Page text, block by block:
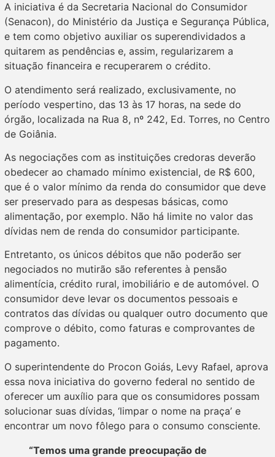
A iniciativa é da Secretaria Nacional do Consumidor
(Senacon), do Ministério da Justiça e Segurança Pública,
e tem como objetivo auxiliar os superendividados a
quitarem as pendências e, assim, regularizarem a
situação financeira e recuperarem o crédito.
O atendimento será realizado, exclusivamente, no
período vespertino, das 13 às 17 horas, na sede do
órgão, localizada na Rua 8, nº 242, Ed. Torres, no Centro
de Goiânia.
As negociações com as instituições credoras deverão
obedecer ao chamado mínimo existencial, de R$ 600,
que é o valor mínimo da renda do consumidor que deve
ser preservado para as despesas básicas, como
alimentação, por exemplo. Não há limite no valor das
dívidas nem de renda do consumidor participante.
Entretanto, os únicos débitos que não poderão ser
negociados no mutirão são referentes à pensão
alimentícia, crédito rural, imobiliário e de automóvel. O
consumidor deve levar os documentos pessoais e
contratos das dívidas ou qualquer outro documento que
comprove o débito, como faturas e comprovantes de
pagamento.
O superintendente do Procon Goiás, Levy Rafael, aprova
essa nova iniciativa do governo federal no sentido de
oferecer um auxílio para que os consumidores possam
solucionar suas dívidas, ‘limpar o nome na praça’ e
encontrar um novo fôlego para o consumo consciente.
“Temos uma grande preocupação de